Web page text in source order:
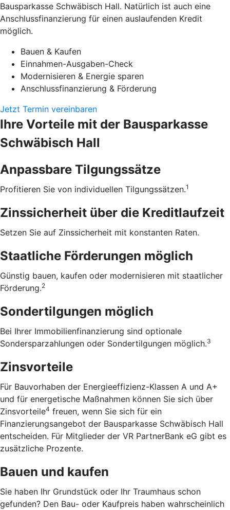
Bausparkasse Schwäbisch Hall. Natürlich ist auch eine
Anschlussfinanzierung für einen auslaufenden Kredit
möglich.
Bauen & Kaufen
Einnahmen-Ausgaben-Check
Modernisieren & Energie sparen
Anschlussfinanzierung & Förderung
Jetzt Termin vereinbaren
Ihre Vorteile mit der Bausparkasse
Schwäbisch Hall
Anpassbare Tilgungssätze
Profitieren Sie von individuellen Tilgungssätzen.1
Zinssicherheit über die ­Kreditlaufzeit
Setzen Sie auf Zinssicherheit mit konstanten Raten.
Staatliche Förderungen möglich
Günstig bauen, kaufen oder modernisieren mit staatlicher
Förderung.2
Sondertilgungen möglich
Bei Ihrer Immobilienfinanzierung sind optionale
Sondersparzahlungen oder Sondertilgungen möglich.3
Zinsvorteile
Für Bauvorhaben der Energieeffizienz-Klassen A und A+
und für energetische Maßnahmen können Sie sich über
Zinsvorteile4 freuen, wenn Sie sich für ein
Finanzierungsangebot der Bausparkasse Schwäbisch Hall
entscheiden. Für Mitglieder der VR PartnerBank eG gibt es
zusätzliche Prozente.
Bauen und kaufen
Sie haben Ihr Grundstück oder Ihr Traumhaus schon
gefunden? Den Bau- oder Kaufpreis haben wahrscheinlich